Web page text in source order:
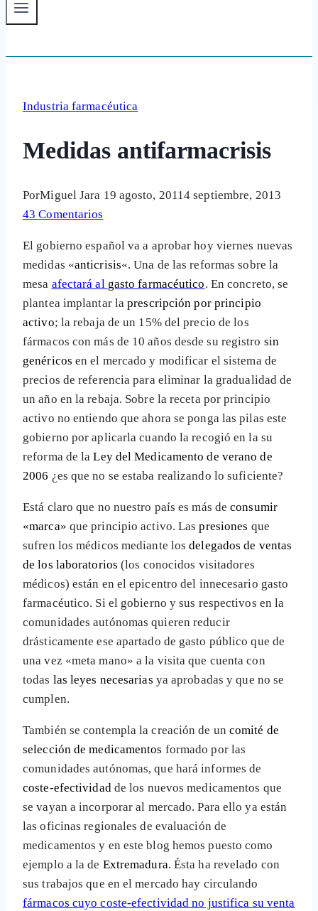
Industria farmacéutica
Medidas antifarmacrisis
PorMiguel Jara 19 agosto, 20114 septiembre, 2013
43 Comentarios
El gobierno español va a aprobar hoy viernes nuevas
medidas «anticrisis«. Una de las reformas sobre la
mesa afectará al gasto farmacéutico. En concreto, se
plantea implantar laprescripción por principio
activo; la rebaja de un 15% del precio de los
fármacos con más de 10 años desde su registro sin
genéricos en el mercado y modificar el sistema de
precios de referencia para eliminar la gradualidad de
un año en la rebaja. Sobre la receta por principio
activo no entiendo que ahora se ponga las pilas este
gobierno por aplicarla cuando la recogió en la su
reforma de laLey del Medicamento de verano de
2006 ¿es que no se estaba realizando lo suficiente?
Está claro que no nuestro país es más deconsumir
«marca» que principio activo. Laspresiones que
sufren los médicos mediante losdelegados de ventas
de los laboratorios (los conocidos visitadores
médicos) están en el epicentro del innecesario gasto
farmacéutico. Si el gobierno y sus respectivos en la
comunidades autónomas quieren reducir
drásticamente ese apartado de gasto público que de
una vez «meta mano» a la visita que cuenta con
todas las leyes necesarias ya aprobadas y que no se
cumplen.
También se contempla la creación de un comité de
selección de medicamentos formado por las
comunidades autónomas, que hará informes de
coste-efectividadde los nuevos medicamentos que
se vayan a incorporar al mercado. Para ello ya están
las oficinas regionales de evaluación de
medicamentos y en este blog hemos puesto como
ejemplo a la de Extremadura. Ésta ha revelado con
sus trabajos que en el mercado hay circulando
fármacos cuyo coste-efectividad no justifica su venta